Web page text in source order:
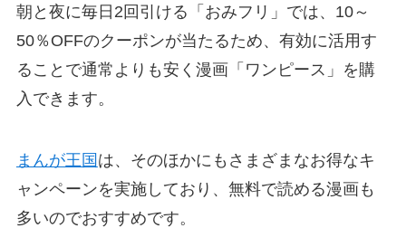
朝と夜に毎日2回引ける「おみフリ」では、10～
50％OFFのクーポンが当たるため、有効に活用す
ることで通常よりも安く漫画「ワンピース」を購
入できます。
まんが王国 は、そのほかにもさまざまなお得なキ
ャンペーンを実施しており、無料で読める漫画も
多いのでおすすめです。